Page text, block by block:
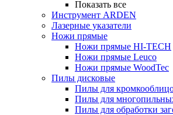
Показать все
Инструмент ARDEN
Лазерные указатели
Ножи прямые
Ножи прямые HI-TECH
Ножи прямые Leuco
Ножи прямые WoodTec
Пилы дисковые
Пилы для
Пилы для
Пилы для обработки